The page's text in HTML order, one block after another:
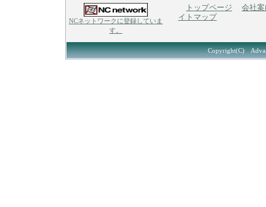
NCネットワークに登録していま
す。
トップページ
会社
イトマップ
Copyright(C)